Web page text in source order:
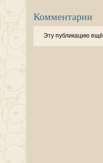
Комментарии
Эту публикацию